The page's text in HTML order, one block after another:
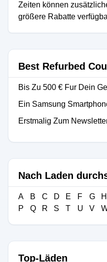
Zeiten können
größere Rabatte
Best Refurbed
Bis Zu 500 € Fur Dein
Ein Samsung
Erstmalig Zum
Nach Laden
A B C D E F G H
P
Q R S T U V
Top-Läden